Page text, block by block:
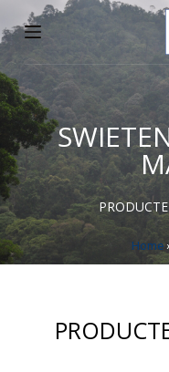
D
o
o
r
g
a
a
n
a
a
Home